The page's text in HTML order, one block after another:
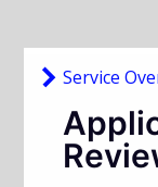
Service